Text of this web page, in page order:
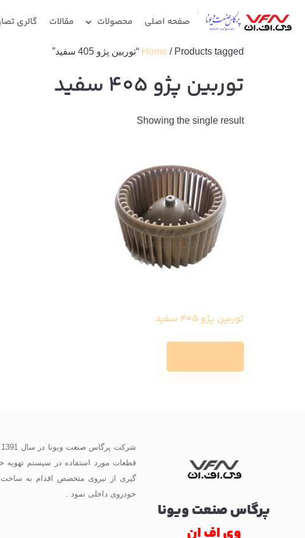
صفحه اصلی محصولات مقالات گالری
Home / Products tagged “توربین پژو 405 سفید”
توربین پژو 405 سفید
Showing the single result
توربین پژو 405 سفید
پرگاس صنعت ویونا
گیری از نیروی متخصص اقدام به
خودروی داخلی نمود .